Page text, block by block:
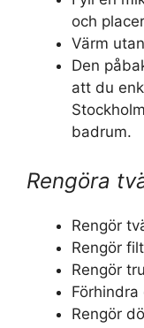
och
Värm
Den
att du
badrum.
Rengöra
Rengör
Rengör
Rengör
Rengör